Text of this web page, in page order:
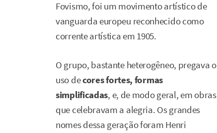
Fovismo, foi um movimento artístico de
vanguarda europeu reconhecido como
corrente artística em 1905.
O grupo, bastante heterogêneo, pregava o
uso decores fortes, formas
simplificadas, e, de modo geral, em obras
que celebravam a alegria. Os grandes
nomes dessa geração foram Henri